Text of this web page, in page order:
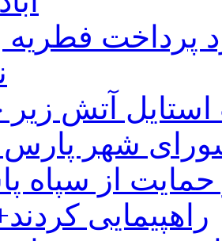
پرداخت فطریه
آتش زیر
شهر پارس
از سپاه
راهپیمایی